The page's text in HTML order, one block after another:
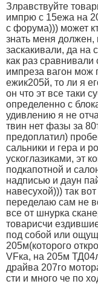
Злравствуйте
импрю с 15ежа на
с форума))) может
знать меня должен,
заскакивали, да на
как раз сравнивали
импреза вагон мож
ежик205й, то ли я
он что эт все таки
определенно с
удивлению я не
твин нет фазы за
предоплатил)
сальники и гера и
ускоглазиками, эт
подкапотной и
надписью и даун
навесухой))) так
переделаю сам не
все от шнурка
товарисчи
под собой или
205м(которого
VFка, на 205м
драйва 207го
сти и много че по